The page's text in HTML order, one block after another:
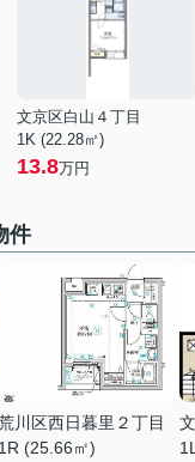
文京区白山４丁目
1K (22.28㎡)
13.8万円
件
川区西日暮里２丁目
1R (25.66㎡)